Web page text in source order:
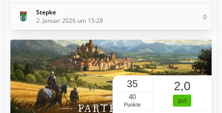
Stepke
2. Januar 2026 um 15:28
0
35
40
Punkte
2,0
gut